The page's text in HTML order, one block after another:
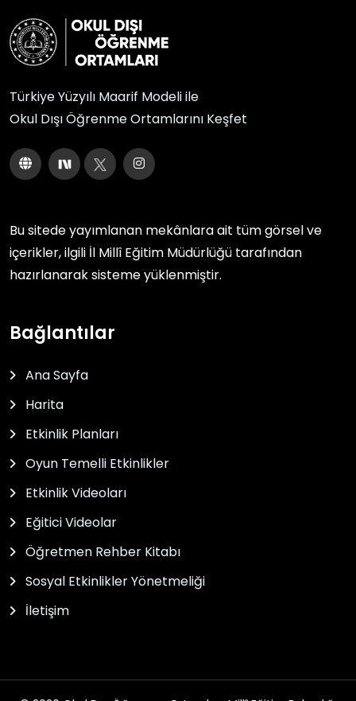
Türkiye Yüzyılı Maarif Modeli ile
Okul Dışı Öğrenme Ortamlarını Keşfet
Bu sitede yayımlanan mekânlara ait tüm görsel ve
içerikler, ilgili İl Millî Eğitim Müdürlüğü tarafından
hazırlanarak sisteme yüklenmiştir.
Bağlantılar
Ana Sayfa
Harita
Etkinlik Planları
Oyun Temelli Etkinlikler
Etkinlik Videoları
Eğitici Videolar
Öğretmen Rehber Kitabı
Sosyal Etkinlikler Yönetmeliği
İletişim